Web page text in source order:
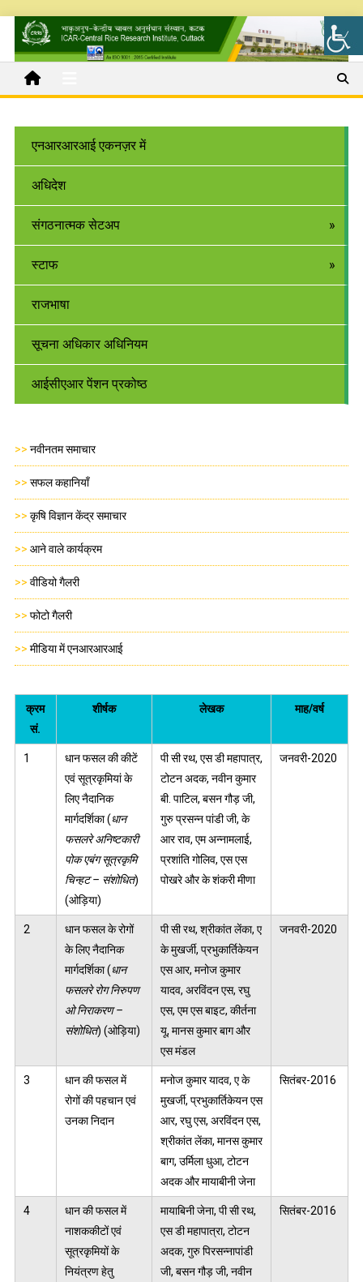
एनआरआरआई एकनज़र में
अधिदेश
संगठनात्मक सेटअप
स्टाफ
राजभाषा
सूचना अधिकार अधिनियम
आईसीएआर पेंशन प्रकोष्ठ
>> नवीनतम समाचार
>> सफल कहानियाँ
>> कृषि विज्ञान केंद्र समाचार
>> आने वाले कार्यक्रम
>> वीडियो गैलरी
>> फोटो गैलरी
>> मीडिया में एनआरआरआई
क्रम
सं.
शीर्षक लेखक माह/वर्ष
1
धान फसल की कीटें
एवं सूत्रकृमियां के
लिए नैदानिक
मार्गदर्शिका (धान
फसलरे अनिष्टकारी
पोक एबंग सूत्रकृमि
चिन्हट – संशोधित)
(ओड़िया)
पी सी रथ, एस डी महापात्र,
टोटन अदक, नवीन कुमार
बी. पाटिल, बसन गौड़ जी,
गुरु प्रसन्न पांडी जी, के
आर राव, एम अन्नामलाई,
प्रशांति गोलिव, एस एस
पोखरे और के शंकरी मीणा
जनवरी-2020
2
धान फसल के रोगों
के लिए नैदानिक
मार्गदर्शिका (धान
फसलरे रोग निरुपण
ओ निराकरण –
संशोधित) (ओड़िया)
पी सी रथ, श्रीकांत लेंका, ए
के मुखर्जी, प्रभुकार्तिकेयन
एस आर, मनोज कुमार
यादव, अरविंदन एस, रघु
एस, एम एस बाइट, कीर्तना
यू, मानस कुमार बाग और
एस मंडल
जनवरी-2020
3
धान की फसल में
रोगों की पहचान एवं
उनका निदान
मनोज कुमार यादव, ए के
मुखर्जी, प्रभुकार्तिकेयन एस
आर, रघु एस, अरविंदन एस,
श्रीकांत लेंका, मानस कुमार
बाग, उर्मिला धुआ, टोटन
अदक और मायाबीनी जेना
सितंबर-2016
4
धान की फसल में
नाशककीटों एवं
सूत्रकृमियों के
नियंत्रण हेतु
मायाबिनी जेना, पी सी रथ,
एस डी महापात्रा, टोटन
अदक, गुरु पिरसन्नापांडी
जी, बसन गौड़ जी, नवीन
सितंबर-2016